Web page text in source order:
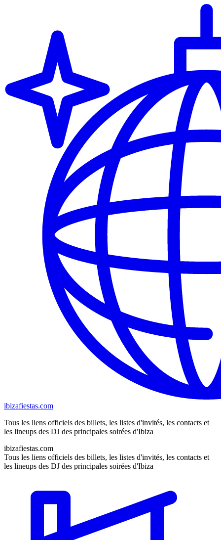
ibizafiestas.com
Tous les liens officiels des billets, les listes d'invités, les contacts et
les lineups des DJ des principales soirées d'Ibiza
ibizafiestas.com
Tous les liens officiels des billets, les listes d'invités, les contacts et
les lineups des DJ des principales soirées d'Ibiza